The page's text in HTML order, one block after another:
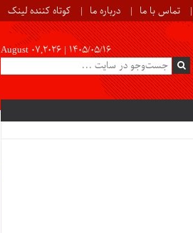
تماس با ما درباره ما کوتاه کننده لینک
August 07,2026 | ۱۴۰۵/۰۵/۱۶